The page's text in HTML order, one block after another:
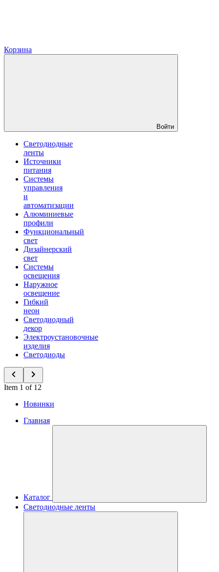
Корзина
Войти
Светодиодные
ленты
Источники
питания
Системы
управления
и
автоматизации
Алюминиевые
профили
Функциональный
свет
Дизайнерский
свет
Системы
освещения
Наружное
освещение
Гибкий
неон
Светодиодный
декор
Электроустановочные
изделия
Светодиоды
Item 1 of 12
Новинки
Главная
Каталог
Светодиодные ленты